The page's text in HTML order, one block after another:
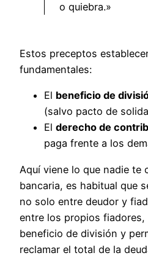
o quiebra.»
Estos preceptos
fundamentales:
El beneficio de
(salvo pacto de
El derecho de
paga frente a los
Aquí viene lo que nadie te
bancaria, es habitual que
no solo entre deudor y
entre los propios fiadores,
beneficio de división y
reclamar el total de la